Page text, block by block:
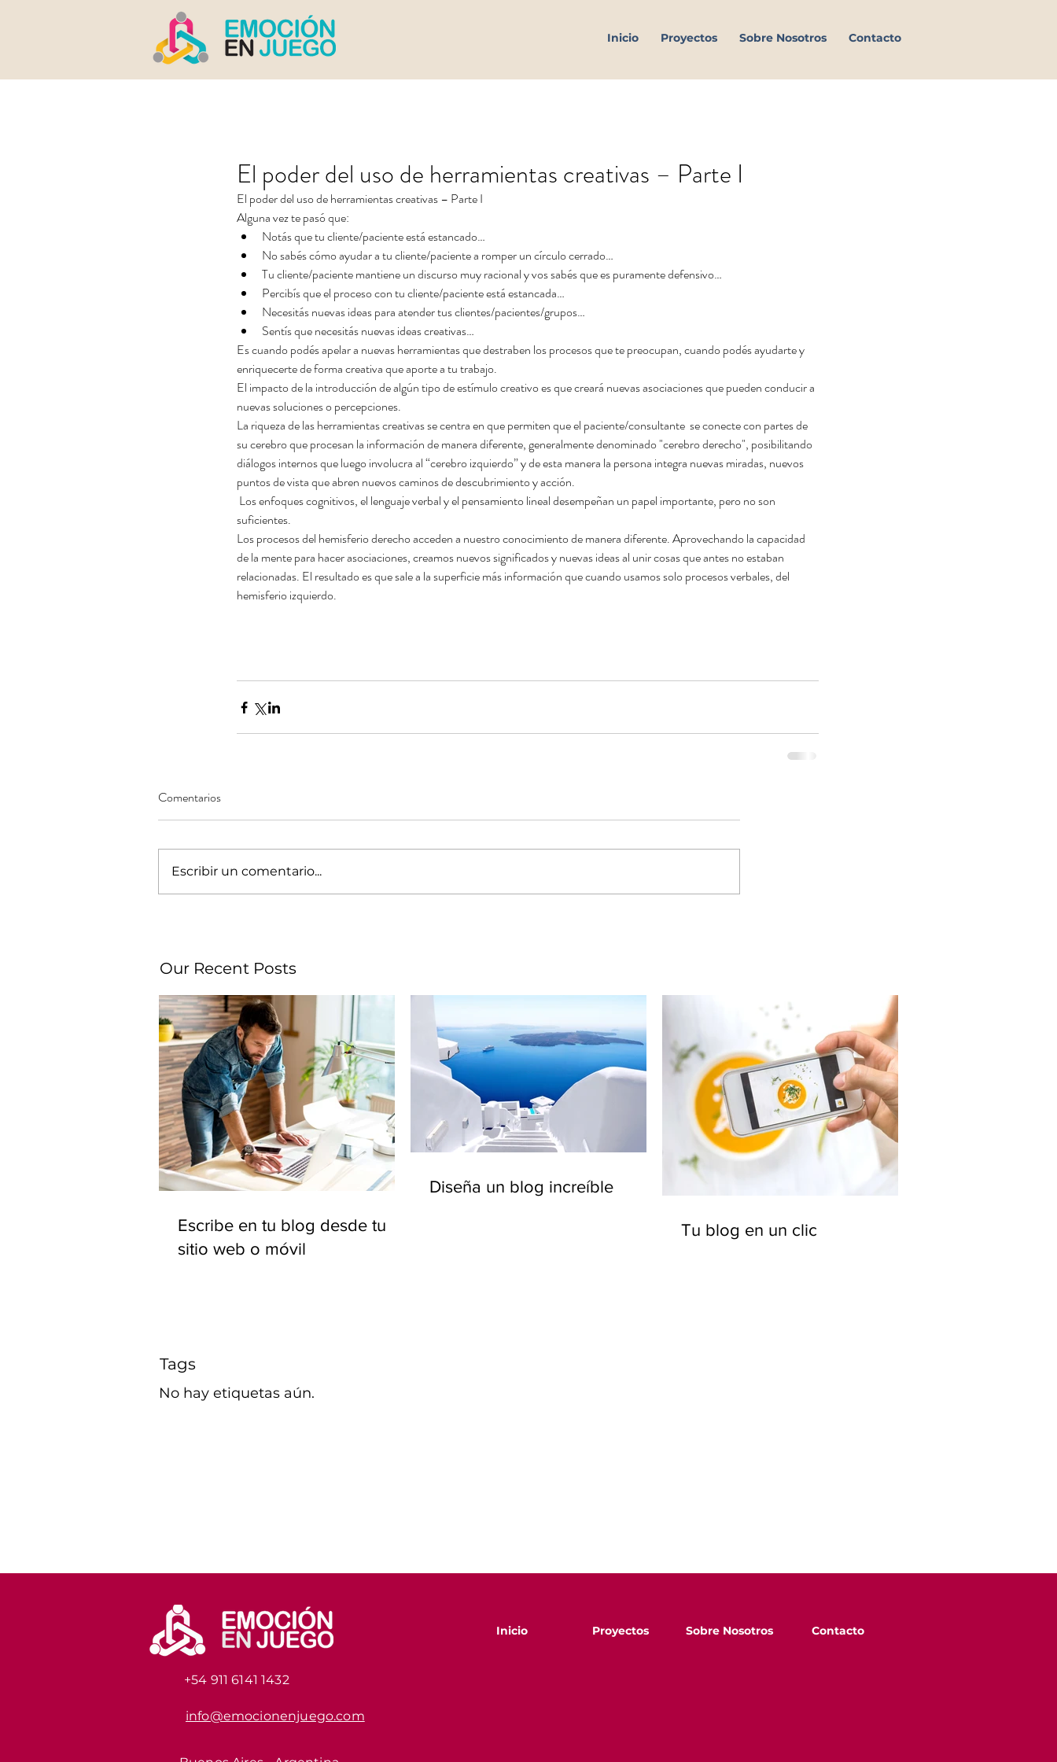
Inicio Proyectos Sobre Nosotros Contacto
Our Recent Posts
Escribe en tu blog desde tu
sitio web o móvil
Diseña un blog increíble
Tu blog en un clic
Tags
No hay etiquetas aún.
El poder del uso de herramientas creativas – Parte I
El poder del uso de herramientas creativas – Parte I
Alguna vez te pasó que:
Notás que tu cliente/paciente está estancado…
No sabés cómo ayudar a tu cliente/paciente a romper un círculo cerrado…
Tu cliente/paciente mantiene un discurso muy racional y vos sabés que es puramente defensivo…
Percibís que el proceso con tu cliente/paciente está estancada…
Necesitás nuevas ideas para atender tus clientes/pacientes/grupos…
Sentís que necesitás nuevas ideas creativas…
Es cuando podés apelar a nuevas herramientas que destraben los procesos que te preocupan, cuando podés ayudarte y
enriquecerte de forma creativa que aporte a tu trabajo.
El impacto de la introducción de algún tipo de estímulo creativo es que creará nuevas asociaciones que pueden conducir a
nuevas soluciones o percepciones.
La riqueza de las herramientas creativas se centra en que permiten que el paciente/consultante  se conecte con partes de
su cerebro que procesan la información de manera diferente, generalmente denominado "cerebro derecho", posibilitando
diálogos internos que luego involucra al “cerebro izquierdo” y de esta manera la persona integra nuevas miradas, nuevos
puntos de vista que abren nuevos caminos de descubrimiento y acción.
suficientes.
Los procesos del hemisferio derecho acceden a nuestro conocimiento de manera diferente. Aprovechando la capacidad
de la mente para hacer asociaciones, creamos nuevos significados y nuevas ideas al unir cosas que antes no estaban
relacionadas. El resultado es que sale a la superficie más información que cuando usamos solo procesos verbales, del
hemisferio izquierdo.
Comentarios
Escribir un comentario...
Inicio Proyectos Sobre Nosotros Contacto
+54 911 6141 1432
info@emocionenjuego.com